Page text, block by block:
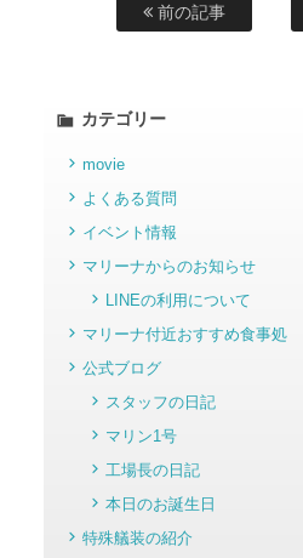
前の記事
カテゴリー
movie
よくある質問
イベント情報
マリーナからのお知らせ
LINEの利用について
マリーナ付近おすすめ食事処
公式ブログ
スタッフの日記
マリン1号
工場長の日記
本日のお誕生日
特殊艤装の紹介